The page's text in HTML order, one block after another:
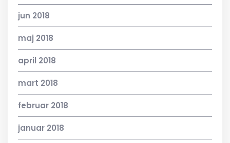
jun 2018
maj 2018
april 2018
mart 2018
februar 2018
januar 2018